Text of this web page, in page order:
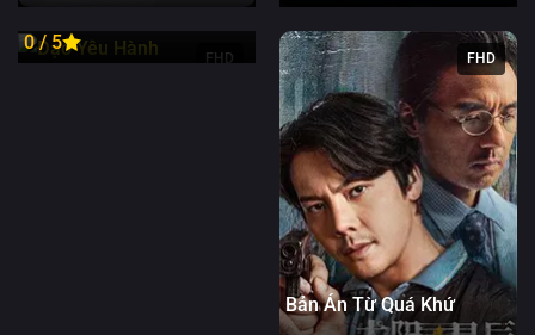
FHD
0 / 5
FHD
Bản Án Từ Quá Khứ